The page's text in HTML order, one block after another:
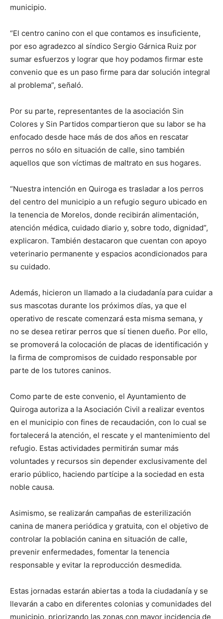
municipio.
“El centro canino con el que contamos es insuficiente,
por eso agradezco al síndico Sergio Gárnica Ruiz por
sumar esfuerzos y lograr que hoy podamos firmar este
convenio que es un paso firme para dar solución integral
al problema”, señaló.
Por su parte, representantes de la asociación Sin
Colores y Sin Partidos compartieron que su labor se ha
enfocado desde hace más de dos años en rescatar
perros no sólo en situación de calle, sino también
aquellos que son víctimas de maltrato en sus hogares.
“Nuestra intención en Quiroga es trasladar a los perros
del centro del municipio a un refugio seguro ubicado en
la tenencia de Morelos, donde recibirán alimentación,
atención médica, cuidado diario y, sobre todo, dignidad”,
explicaron. También destacaron que cuentan con apoyo
veterinario permanente y espacios acondicionados para
su cuidado.
Además, hicieron un llamado a la ciudadanía para cuidar a
sus mascotas durante los próximos días, ya que el
operativo de rescate comenzará esta misma semana, y
no se desea retirar perros que sí tienen dueño. Por ello,
se promoverá la colocación de placas de identificación y
la firma de compromisos de cuidado responsable por
parte de los tutores caninos.
Como parte de este convenio, el Ayuntamiento de
Quiroga autoriza a la Asociación Civil a realizar eventos
en el municipio con fines de recaudación, con lo cual se
fortalecerá la atención, el rescate y el mantenimiento del
refugio. Estas actividades permitirán sumar más
voluntades y recursos sin depender exclusivamente del
erario público, haciendo partícipe a la sociedad en esta
noble causa.
Asimismo, se realizarán campañas de esterilización
canina de manera periódica y gratuita, con el objetivo de
controlar la población canina en situación de calle,
prevenir enfermedades, fomentar la tenencia
responsable y evitar la reproducción desmedida.
Estas jornadas estarán abiertas a toda la ciudadanía y se
llevarán a cabo en diferentes colonias y comunidades del
municipio, priorizando las zonas con mayor incidencia de